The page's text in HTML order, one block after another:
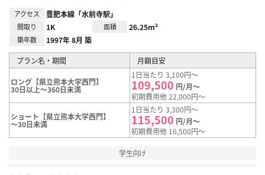
アクセス 豊肥本線「水前寺駅」
間取り 1K 面積 26.25m²
築年数 1997年 8月 築
プラン名・期間 月額目安
ロング【県立熊本大学西門】
30日以上～360日未満
1日当たり 3,100円～
109,500 円/月～
初期費用他 22,000円～
ショート【県立熊本大学西門】
～30日未満
1日当たり 3,300円～
115,500 円/月～
初期費用他 16,500円～
学生向け